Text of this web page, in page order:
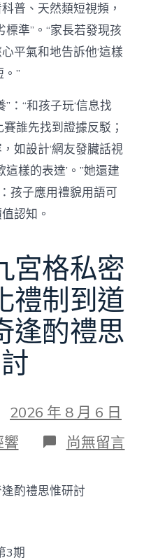
普、天然類短視頻，
標準”。“家長若發現孩
平氣和地告訴他‘這樣
”
：“和孩子玩‘信息找
誰先找到證據反駁；
如設計‘網友發臟話視
這樣的表達’。”她還建
孩子應用禮貌用語可
認知。
宮格私密
禮制到道
逢酌禮思
2026 年 8 月 6 日
響 在
〈【趙
泰
找
尚無留言
酌禮思惟研討
3期